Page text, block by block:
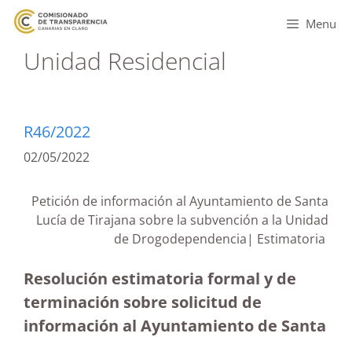
Menu
Unidad Residencial
R46/2022
02/05/2022
Petición de información al Ayuntamiento de Santa
Lucía de Tirajana sobre la subvención a la Unidad
de Drogodependencia| Estimatoria
Resolución estimatoria formal y de
terminación sobre solicitud de
información al Ayuntamiento de Santa